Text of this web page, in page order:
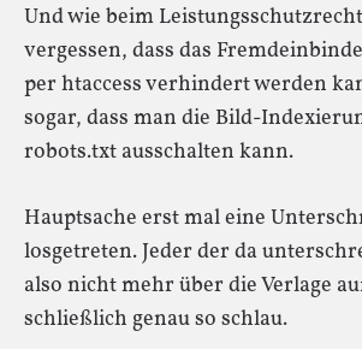
Und wie beim
vergessen, dass das
per htaccess verhindert werden
sogar, dass man die Bild-
robots.txt ausschalten kann.
Hauptsache erst mal eine
losgetreten. Jeder der da
also nicht mehr über die Verlage
schließlich genau so schlau.